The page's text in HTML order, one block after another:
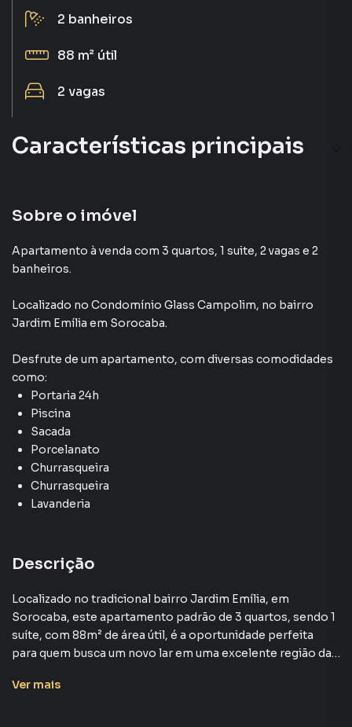
2 banheiros
88 m² útil
2 vagas
Características principais
Portaria 24h
Churrasqueira
Elevador
Sobre o imóvel
Apartamento à venda com 3 quartos, 1 suite, 2 vagas e 2
banheiros.
Localizado no Condomínio Glass Campolim, no bairro
Jardim Emília em Sorocaba.
Desfrute de um apartamento, com diversas comodidades
como:
Portaria 24h
Piscina
Sacada
Porcelanato
Churrasqueira
Churrasqueira
Lavanderia
Descrição
Localizado no tradicional bairro Jardim Emília, em
Sorocaba, este apartamento padrão de 3 quartos, sendo 1
suíte, com 88m² de área útil, é a oportunidade perfeita
para quem busca um novo lar em uma excelente região da
Ver mais